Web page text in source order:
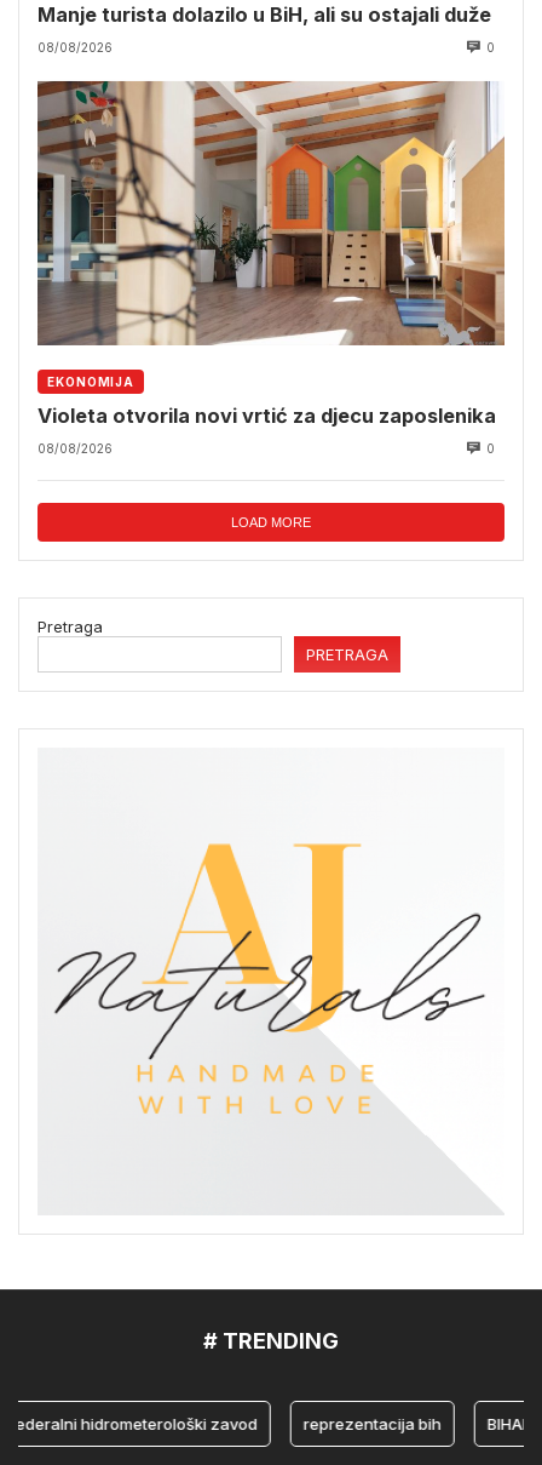
Manje turista dolazilo u BiH, ali su ostajali duže
08/08/2026 0
EKONOMIJA
Violeta otvorila novi vrtić za djecu zaposlenika
08/08/2026 0
LOAD MORE
Pretraga
PRETRAGA
# TRENDING
hidrometerološki zavod reprezentacija bih BIHAMK